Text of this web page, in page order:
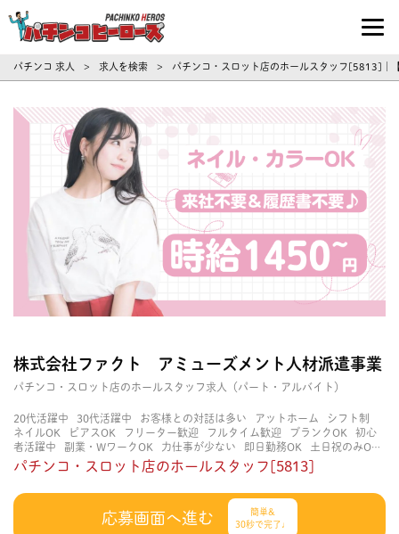
パチンコ求人・転職ならパチンコヒーロ
パチンコ 求人 > 求人を検索 > パチンコ・スロット店のホールスタッフ[5813]
株式会社ファクト アミューズメント人材派遣事業
パチンコ・スロット店のホールスタッフ求人（パート・アルバイト）
20代活躍中 30代活躍中 お客様との対話は多い アットホーム
シフト制
ネイルOK
ピアスOK フリーター歓迎 フルタイム歓迎 ブランクOK
初心
者活躍中
副業・WワークOK 力仕事が少ない 即日勤務OK
土日祝のみOK
学歴不問
服装自由 未経験・初心者OK 決められた時間できっちり
経験不要
立ち仕事 経験者・有資格者歓迎 自分の都合に合わせやすい
自由
パチンコ・スロット店のホールスタッフ[5813]
応募画面へ進む
簡単&
30秒で完了♩